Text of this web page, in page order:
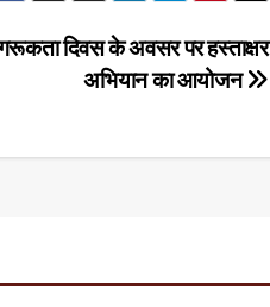
दिवस के अवसर पर हस्ताक्षर
अभियान का आयोजन